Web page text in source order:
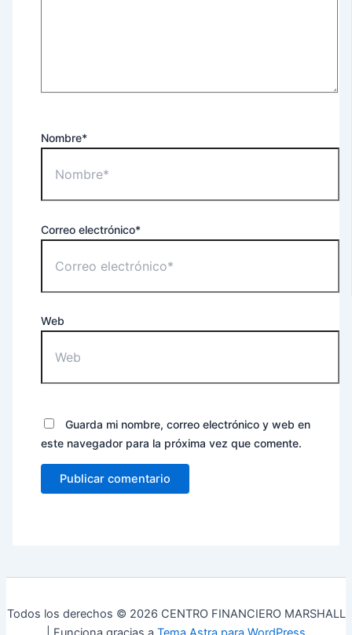
Nombre*
Correo electrónico*
Web
Guarda mi nombre, correo electrónico y web en
este navegador para la próxima vez que comente.
Todos los derechos © 2026 CENTRO FINANCIERO MARSHALL